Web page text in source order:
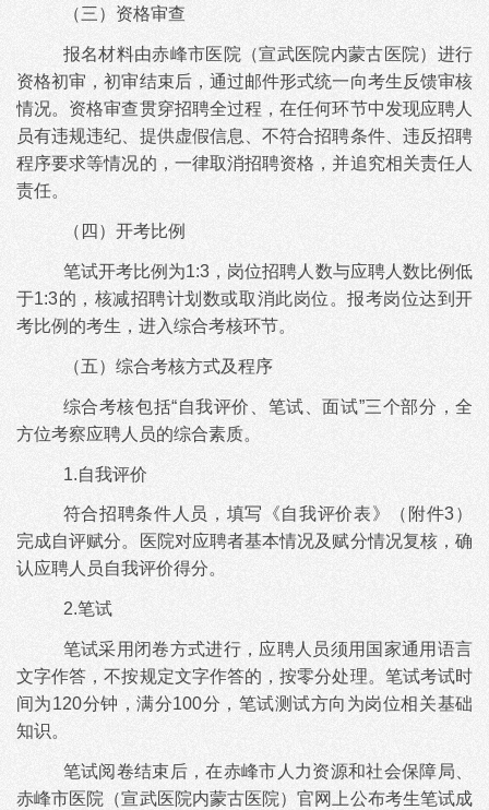
（三）资格审查
报名材料由赤峰市医院（宣武医院内蒙古医院）进行
资格初审，初审结束后，通过邮件形式统一向考生反馈审核
情况。资格审查贯穿招聘全过程，在任何环节中发现应聘人
员有违规违纪、提供虚假信息、不符合招聘条件、违反招聘
程序要求等情况的，一律取消招聘资格，并追究相关责任人
责任。
（四）开考比例
笔试开考比例为1:3，岗位招聘人数与应聘人数比例低
于1:3的，核减招聘计划数或取消此岗位。报考岗位达到开
考比例的考生，进入综合考核环节。
（五）综合考核方式及程序
综合考核包括“自我评价、笔试、面试”三个部分，全
方位考察应聘人员的综合素质。
1.自我评价
符合招聘条件人员，填写《自我评价表》（附件3）
完成自评赋分。医院对应聘者基本情况及赋分情况复核，确
认应聘人员自我评价得分。
2.笔试
笔试采用闭卷方式进行，应聘人员须用国家通用语言
文字作答，不按规定文字作答的，按零分处理。笔试考试时
间为120分钟，满分100分，笔试测试方向为岗位相关基础
知识。
笔试阅卷结束后，在赤峰市人力资源和社会保障局、
赤峰市医院（宣武医院内蒙古医院）官网上公布考生笔试成